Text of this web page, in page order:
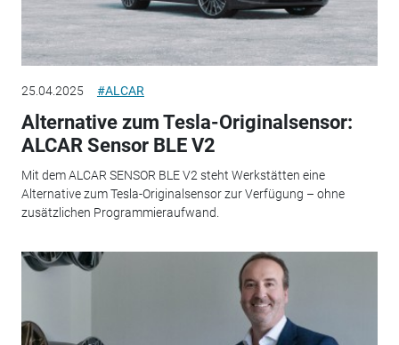
25.04.2025 #ALCAR
Alternative zum Tesla-Originalsensor:
ALCAR Sensor BLE V2
Mit dem ALCAR SENSOR BLE V2 steht Werkstätten eine
Alternative zum Tesla-Originalsensor zur Verfügung – ohne
zusätzlichen Programmieraufwand.